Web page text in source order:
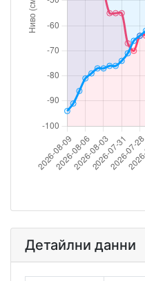
Детайлни данни